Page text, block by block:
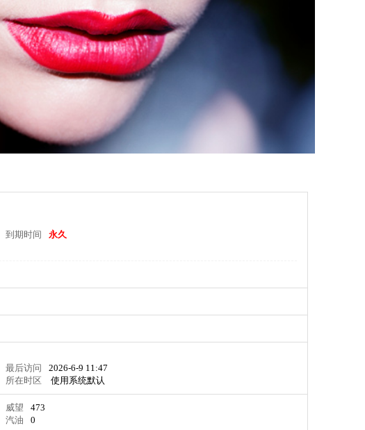
到期时间
永久
最后访问
2026-6-9 11:47
所在时区 使用系统默认
威望
473
汽油 0